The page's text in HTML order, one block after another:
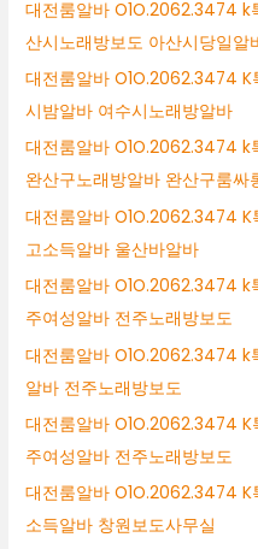
대전룸알바 O1O.2062.3474
산시노래방보도 아산시당일알
대전룸알바 O1O.2062.3474 K
시밤알바 여수시노래방알바
대전룸알바 O1O.2062.3474
완산구노래방알바 완산구룸싸
대전룸알바 O1O.2062.3474
고소득알바 울산바알바
대전룸알바 O1O.2062.3474
주여성알바 전주노래방보도
대전룸알바 O1O.2062.3474
알바 전주노래방보도
대전룸알바 O1O.2062.3474 K
주여성알바 전주노래방보도
대전룸알바 O1O.2062.3474 K
소득알바 창원보도사무실